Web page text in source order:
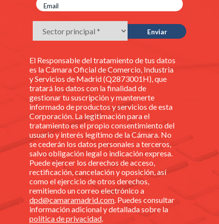
El Responsable del tratamiento de tus datos
es la Cámara Oficial de Comercio, Industria
y Servicios de Madrid (Q2873001H), que
tratará los datos con la finalidad de
gestionar tu suscripción y mantenerte
informado de productos y servicios de esta
Corporación. La legitimación para el
tratamiento es el propio consentimiento del
usuario y interés legítimo de la Cámara. No
se cederán los datos personales a terceros,
salvo obligación legal o indicación expresa.
Puede ejercer los derechos de acceso,
rectificación, cancelación y oposición, así
como el ejercicio de otros derechos,
remitiendo un correo electrónico a
dpd@camaramadrid.com. Puedes consultar
información adicional y detallada sobre la
política de privacidad.